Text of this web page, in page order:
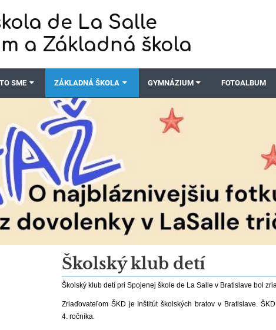
de La Salle
a Základná škola
SME ZÁKLADNÁ ŠKOLA GYMNÁZIUM FOTOALBUM
Školský klub detí
Školský klub detí pri Spojenej škole de La Salle v Bratislave bol
Zriaďovateľom ŠKD je Inštitút školských bratov v Bratislave.
4. ročníka.